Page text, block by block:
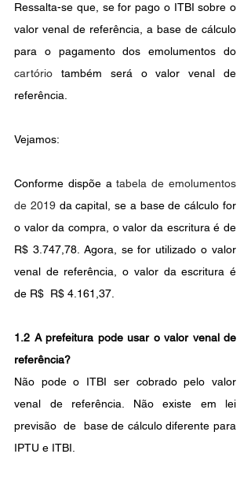
Ressalta-se que, se for pago o ITBI sobre o
valor venal de referência, a base de cálculo
cartório também será o valor venal de
referência.
Vejamos:
Conforme dispõe a tabela de emolumentos
de 2019 da capital, se a base de cálculo for
o valor da compra, o valor da escritura é de
R$ 3.747,78. Agora, se for utilizado o valor
venal de referência, o valor da escritura é
de R$  R$ 4.161,37.
1.2 A prefeitura pode usar o valor venal de
referência?
Não pode o ITBI ser cobrado pelo valor
venal de referência. Não existe em lei
previsão  de  base de cálculo diferente para
IPTU e ITBI.